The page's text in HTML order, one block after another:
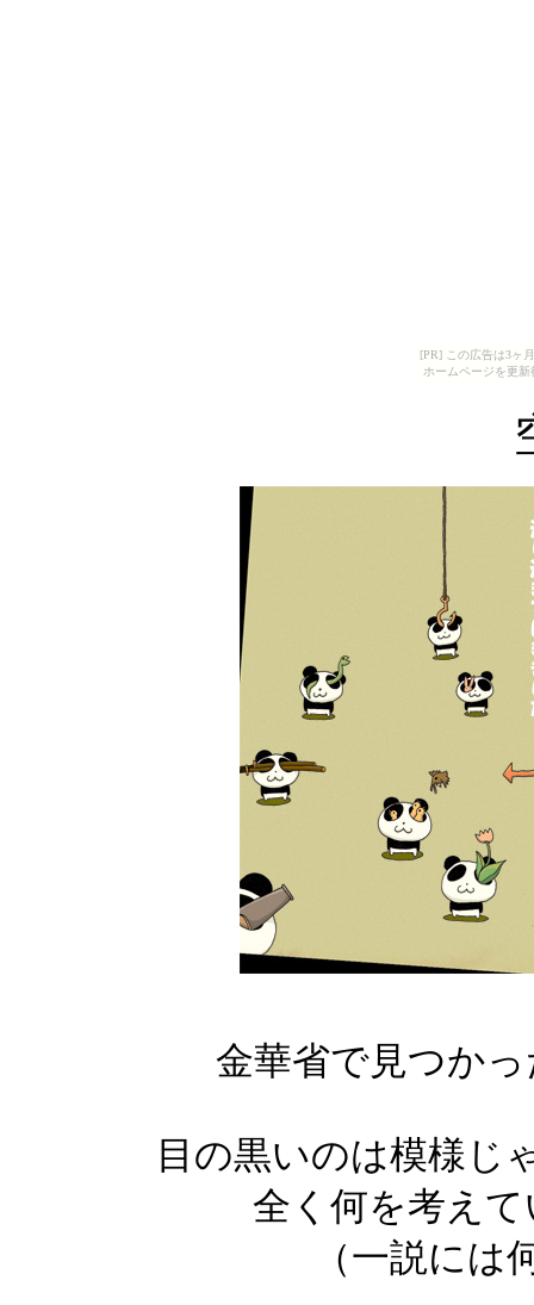
[PR] この広告は3ヶ
ホームページを更
金華省で見つか
目の黒いのは模様じ
全く何を考え
（一説には